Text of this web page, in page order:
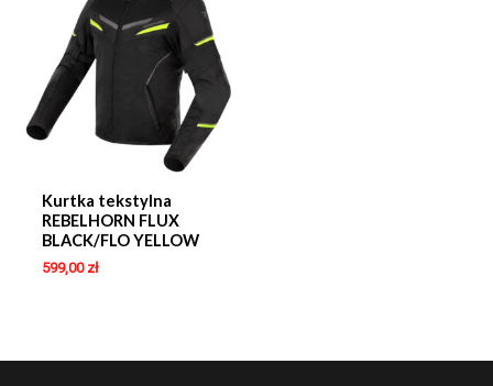
Kurtka tekstylna
REBELHORN FLUX
BLACK/FLO YELLOW
599,00 zł